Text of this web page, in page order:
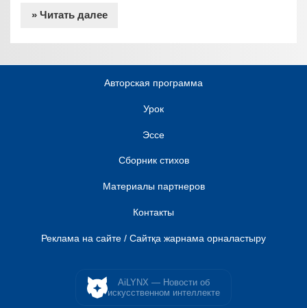
» Читать далее
Авторская программа
Урок
Эссе
Сборник стихов
Материалы партнеров
Контакты
Реклама на сайте / Сайтқа жарнама орналастыру
AiLYNX — Новости об
искусственном интеллекте